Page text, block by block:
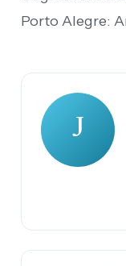
Porto Alegre:
J